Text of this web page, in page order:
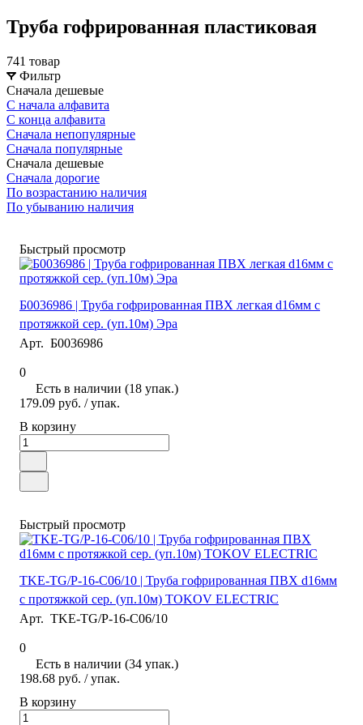
Труба гофрированная пластиковая
741 товар
Фильтр
Сначала дешевые
С начала алфавита
С конца алфавита
Сначала непопулярные
Сначала популярные
Сначала дешевые
Сначала дорогие
По возрастанию наличия
По убыванию наличия
Быстрый просмотр
Б0036986 | Труба гофрированная ПВХ легкая d16мм с
протяжкой сер. (уп.10м) Эра
Арт. Б0036986
0
Есть в наличии (18 упак.)
179.09 руб. / упак.
В корзину
Быстрый просмотр
TKE-TG/P-16-C06/10 | Труба гофрированная ПВХ d16мм
с протяжкой сер. (уп.10м) TOKOV ELECTRIC
Арт. TKE-TG/P-16-C06/10
0
Есть в наличии (34 упак.)
198.68 руб. / упак.
В корзину